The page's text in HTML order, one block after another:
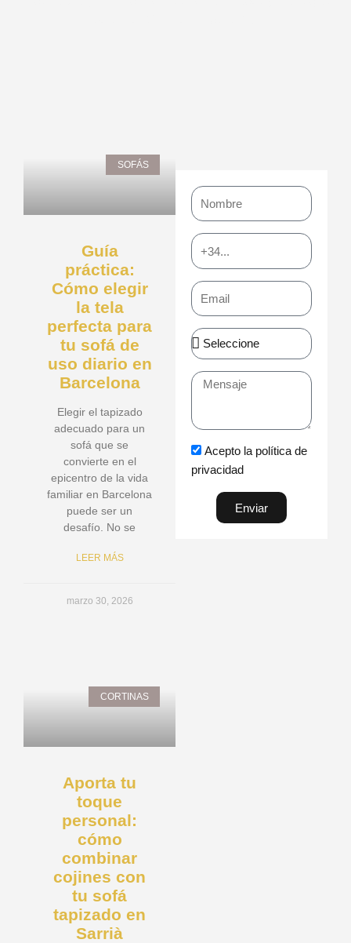
SOFÁS
Guía
práctica:
Cómo elegir
la tela
perfecta para
tu sofá de
uso diario en
Barcelona
Elegir el tapizado
adecuado para un
sofá que se
convierte en el
epicentro de la vida
familiar en Barcelona
puede ser un
desafío. No se
LEER MÁS
marzo 30, 2026
CORTINAS
Aporta tu
toque
personal:
cómo
combinar
cojines con
tu sofá
tapizado en
Sarrià
Nombre
Teléfono
Email
Asunto
Mensaje
Acepto la política de
privacidad
Enviar